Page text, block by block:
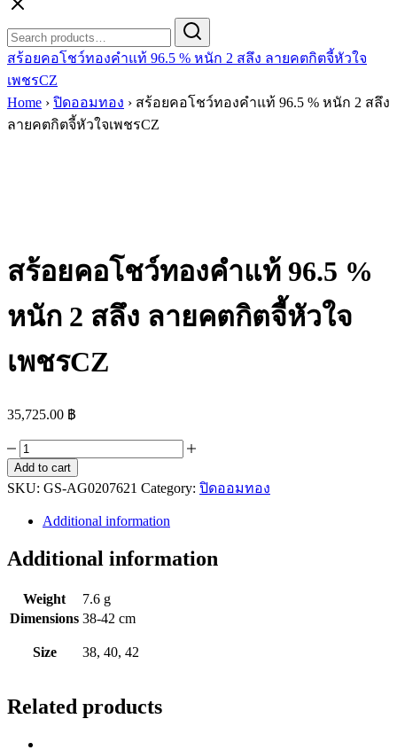
for:
สร้อยคอโชว์ทองคำแท้ 96.5 % หนัก 2 สลึง ลายคตกิตจี้หัวใจ
เพชรCZ
Home › ปิดออมทอง › สร้อยคอโชว์ทองคำแท้ 96.5 % หนัก 2 สลึง
ลายคตกิตจี้หัวใจเพชรCZ
สร้อยคอโชว์ทองคำแท้ 96.5 %
หนัก 2 สลึง ลายคตกิตจี้หัวใจ
เพชรCZ
35,725.00 ฿
สร้อย
คอ
โชว์
ทองคำ
96.5
หนัก
2
ลาย
ตกิต
หัวใจ
Add to cart
SKU: GS-AG0207621 Category: ปิดออมทอง
Additional information
Additional information
Weight
7.6 g
Dimensions 38-42 cm
Size 38, 40, 42
Related products